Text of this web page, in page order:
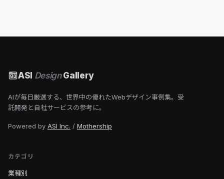
ASI DesignGallery
AIが毎日厳選する、世界中の優れたWebデザイン事例集。受
託開発と自社サービスの参考に。
Powered by ASI Inc. / Mothership
カテゴリ
業種別